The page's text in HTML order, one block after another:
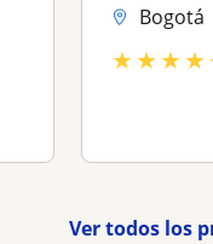
Bogotá
★★★★
Ver todos los